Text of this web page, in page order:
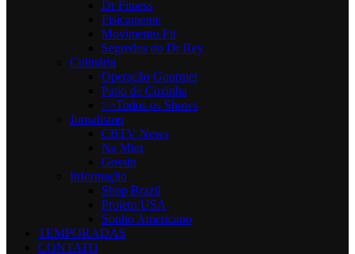
Dr Fitness
Fisicamente
Movimento Fit
Segredos do Dr Rey
Culinária
Operação Gourmet
Papo de Cozinha
>>Todos os Shows
Jornalismo
CBTV News
Na Mira
Gossip
Informaçāo
Shop Brazil
Projeto USA
Sonho Americano
TEMPORADAS
CONTATO